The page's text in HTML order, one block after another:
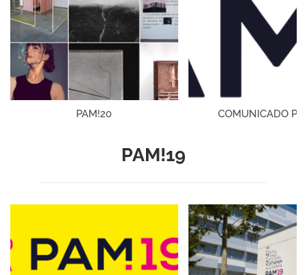
PAM!20 COMUNICADO
PAM!19